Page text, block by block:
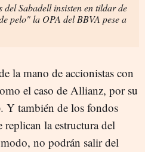
Sabadell insisten en tildar de
pelo" la OPA del BBVA pese a
la mano de accionistas con
el caso de Allianz, por su
Y también de los fondos
replican la estructura del
no podrán salir del